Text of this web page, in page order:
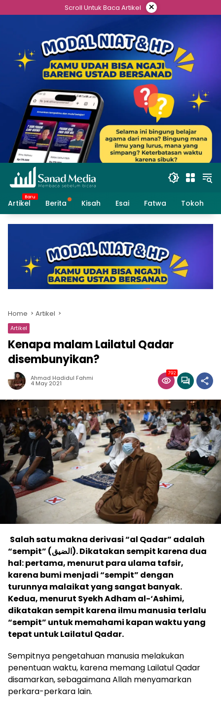
to
Scroll Untuk Baca Artikel ×
Artikel Berita Kisah Esai Fatwa Tokoh
Home Artikel
Artikel
Kenapa malam Lailatul Qadar
disembunyikan?
Ahmad Hadidul Fahmi
4 May 2021
792
Salah satu makna derivasi “al Qadar” adalah
“sempit” (الضيق). Dikatakan sempit karena dua
hal: pertama, menurut para ulama tafsir,
karena bumi menjadi “sempit” dengan
turunnya malaikat yang sangat banyak.
Kedua, menurut Syekh Adham al-‘Ashimi,
dikatakan sempit karena ilmu manusia terlalu
“sempit” untuk memahami kapan waktu yang
tepat untuk Lailatul Qadar.
Sempitnya pengetahuan manusia melakukan
penentuan waktu, karena memang Lailatul Qadar
disamarkan, sebagaimana Allah menyamarkan
perkara-perkara lain.